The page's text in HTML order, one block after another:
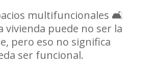
multifuncionales 🛋️
vivienda puede no ser la
pero eso no significa
ser funcional.